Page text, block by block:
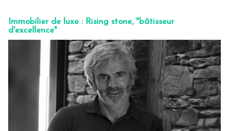
Immobilier de luxe : Rising stone, "bâtisseur
d'excellence"